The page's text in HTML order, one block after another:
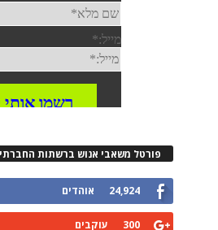
משאבי אנוש ברשתות החברתיות
אוהדים
עוקבים